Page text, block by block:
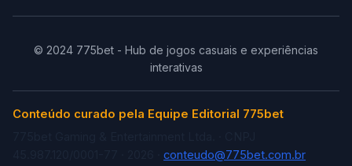
© 2024 775bet - Hub de jogos casuais e experiências
interativas
Conteúdo curado pela Equipe Editorial 775bet
conteudo@775bet.com.br